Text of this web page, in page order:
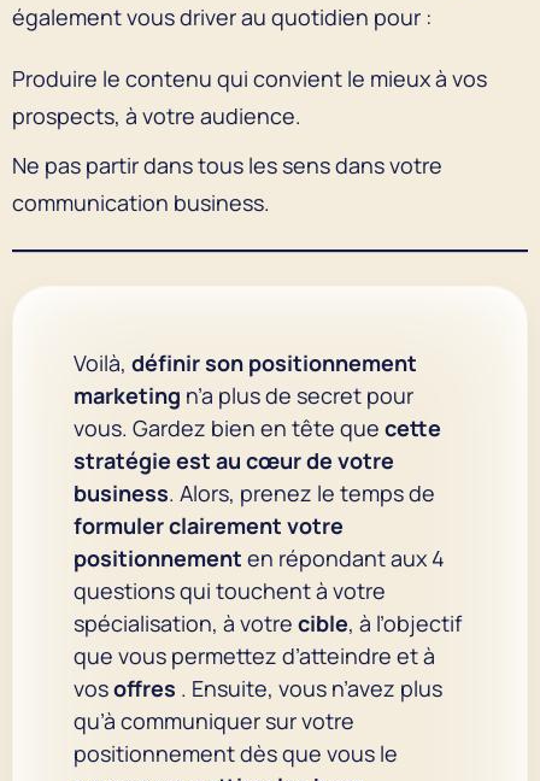
également vous driver au quotidien pour :
Produire le contenu qui convient le mieux à vos
prospects, à votre audience.
Ne pas partir dans tous les sens dans votre
communication business.
Voilà, définir son positionnement
marketing n’a plus de secret pour
vous. Gardez bien en tête que cette
stratégie est au cœur de votre
business. Alors, prenez le temps de
formuler clairement votre
positionnement en répondant aux 4
questions qui touchent à votre
spécialisation, à votre cible, à l’objectif
que vous permettez d’atteindre et à
vosoffres . Ensuite, vous n’avez plus
qu’à communiquer sur votre
positionnement dès que vous le